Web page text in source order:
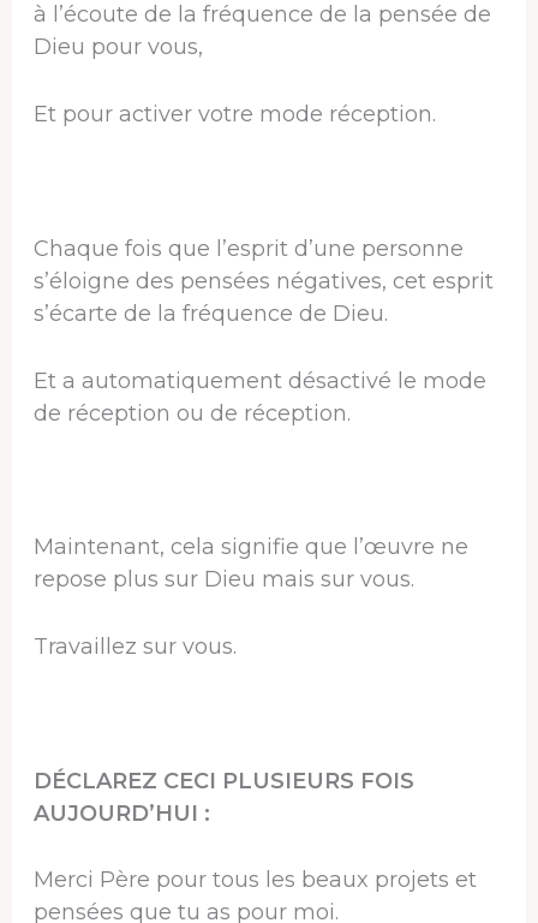
à l’écoute de la fréquence de la pensée de
Dieu pour vous,
Et pour activer votre mode réception.
Chaque fois que l’esprit d’une personne
s’éloigne des pensées négatives, cet esprit
s’écarte de la fréquence de Dieu.
Et a automatiquement désactivé le mode
de réception ou de réception.
Maintenant, cela signifie que l’œuvre ne
repose plus sur Dieu mais sur vous.
Travaillez sur vous.
DÉCLAREZ CECI PLUSIEURS FOIS
AUJOURD’HUI :
Merci Père pour tous les beaux projets et
pensées que tu as pour moi.